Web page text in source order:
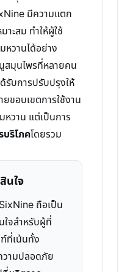
มีความแตก
าะสม ทำให้ผู้ใช้
หวานได้อย่าง
สมุนไพรที่หลายคน
รับการปรับปรุงให้
ขอบเขตการใช้งาน
หวาน แต่เป็นการ
บริโภคโดยรวม
นใจ
ถือเป็น
ใจสำหรับผู้ที่
ที่เน้นทั้ง
ามปลอดภัย